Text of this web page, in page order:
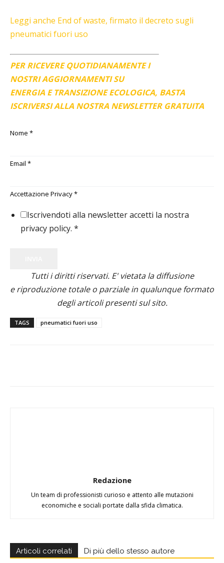
Leggi anche End of waste, firmato il decreto sugli
pneumatici fuori uso
PER RICEVERE QUOTIDIANAMENTE I
NOSTRI AGGIORNAMENTI SU
ENERGIA E TRANSIZIONE ECOLOGICA, BASTA
ISCRIVERSI ALLA NOSTRA NEWSLETTER GRATUITA
Nome *
Email *
Accettazione Privacy*
Iscrivendoti alla newsletter accetti la nostra
privacy policy. *
Tutti i diritti riservati. E' vietata la diffusione
e riproduzione totale o parziale in qualunque formato
degli articoli presenti sul sito.
TAGS pneumatici fuori uso
Redazione
Un team di professionisti curioso e attento alle mutazioni
economiche e sociali portate dalla sfida climatica.
Articoli correlati Di più dello stesso autore